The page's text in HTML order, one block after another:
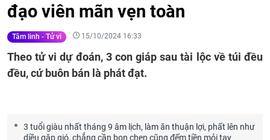
đạo viên mãn vẹn toàn
Tâm linh - Tử vi 15/10/2024 16:33
Theo tử vi dự đoán, 3 con giáp sau tài lộc về túi đều
đều, cứ buôn bán là phát đạt.
3 tuổi giàu nhất tháng 9 âm lịch, làm ăn thuận lợi, phất lên như
diều gặp gió, chẳng cần bon chen cũng đếm tiền mỏi tay